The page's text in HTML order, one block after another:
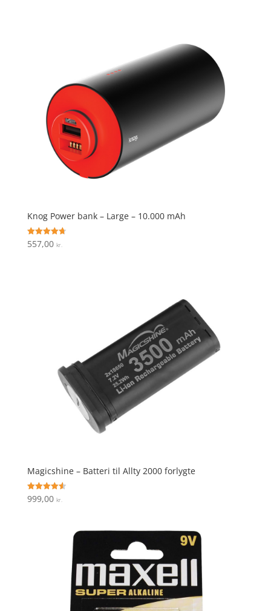
Knog Power bank – Large – 10.000 mAh
Vurderet
4.7
557,00 kr.
Magicshine – Batteri til Allty 2000 forlygte
Vurderet
4.6
999,00 kr.